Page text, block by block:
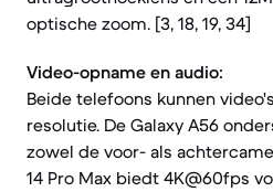
optische zoom. [3, 18, 19, 34]
Video-opname en audio:
Beide telefoons kunnen
resolutie. De Galaxy A56
zowel de voor- als
14 Pro Max biedt 4K@60fps